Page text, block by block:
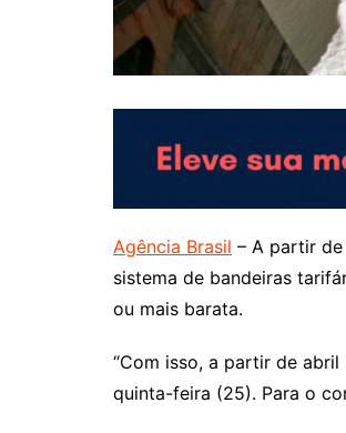
Agência Brasil – A partir
sistema de bandeiras
ou mais barata.
“Com isso, a partir de abril
quinta-feira (25). Para o